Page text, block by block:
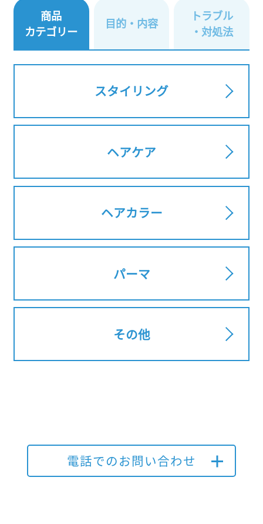
商品
カテゴリー
目的・内容
トラブル
・対処法
スタイリング
ヘアケア
ヘアカラー
パーマ
その他
電話でのお問い合わせ